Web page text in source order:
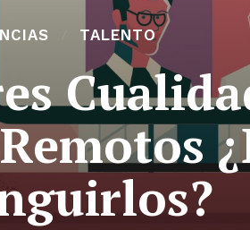
TALENTO